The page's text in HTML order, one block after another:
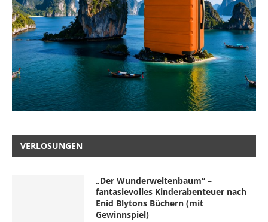
VERLOSUNGEN
„Der Wunderweltenbaum“ –
fantasievolles Kinderabenteuer nach
Enid Blytons Büchern (mit
Gewinnspiel)